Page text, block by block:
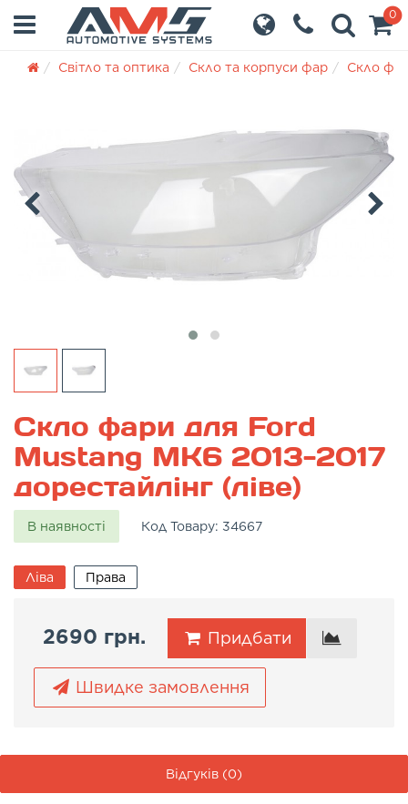
0
Світло та оптика Скло та корпуси фар Скло
Скло фари для Ford
Mustang MK6 2013-2017
дорестайлінг (ліве)
В наявності Код Товару: 34667
Ліва Права
2690 грн. Придбати
Швидке замовлення
Відгуків (0)